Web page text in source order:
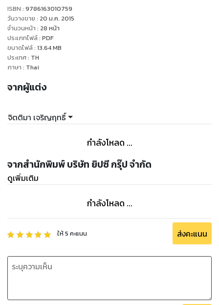
ISBN : 9786163010759
วันวางขาย : 20 ม.ค. 2015
จำนวนหน้า : 28 หน้า
ประเภทไฟล์: PDF
ขนาดไฟล์: 13.64MB
ประเทศ: TH
ภาษา : Thai
จากผู้แต่ง
จิตติมา เจริญฤทธิ์
กำลังโหลด ...
จากสำนักพิมพ์ บริษัท ยิปซี กรุ๊ป จำกัด
ดูเพิ่มเติม
กำลังโหลด ...
ให้5 คะแนน ส่งคะแนน